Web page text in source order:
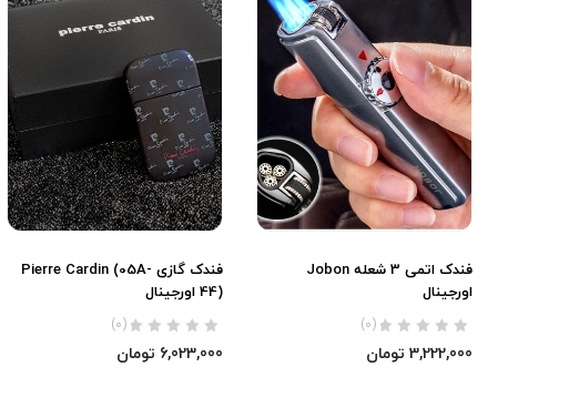
فندک اتمی 3 شعله Jobon
اورجینال
(0)
3,222,000 تومان
فندک گازی Pierre Cardin (05A-
44) اورجینال
(0)
6,023,000 تومان